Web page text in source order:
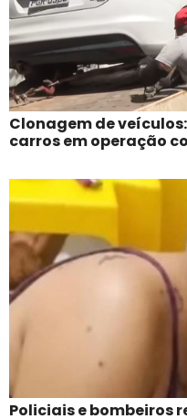
Clonagem de
carros em operação
Policiais e bombeiros